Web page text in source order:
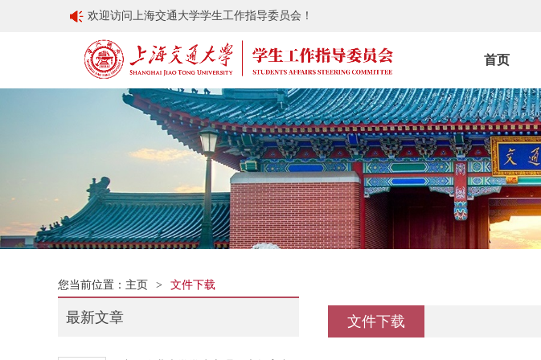
欢迎访问上海交通大学学生工作指导委员会！
首页
您当前位置：主页 > 文件下载
文件下载
最新文章